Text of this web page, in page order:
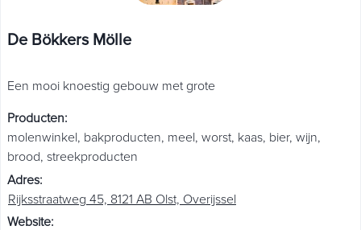
De Bökkers Mölle
Een mooi knoestig gebouw met grote
Producten:
molenwinkel , bakproducten, meel , worst, kaas, bier, wijn,
brood, streekproducten
Adres:
Rijksstraatweg 45, 8121 AB Olst, Overijssel
Website: